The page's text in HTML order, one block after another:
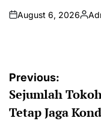
on
August 6, 2026
Post
navigation
Previous:
Sejumlah
Tetap Jaga